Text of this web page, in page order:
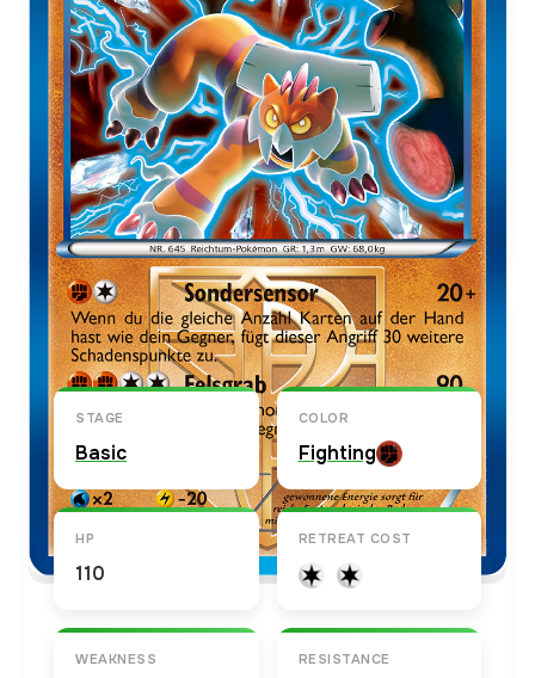
Aktueller Marktpreis
€119,99
Holofoil
Preise werden täglich aktualisiert.
Karten-Info Englische Version →
STAGE
Basic
COLOR
Fighting
HP
110
RETREAT COST
WEAKNESS RESISTANCE